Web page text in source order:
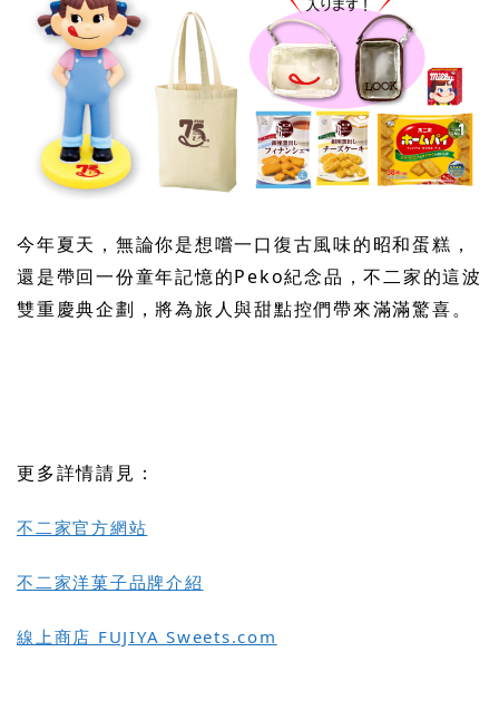
今年夏天，無論你是想嚐一口復古風味的昭和蛋糕，
還是帶回一份童年記憶的Peko紀念品，不二家的這波
雙重慶典企劃，將為旅人與甜點控們帶來滿滿驚喜。
更多詳情請見：
不二家官方網站
不二家洋菓子品牌介紹
線上商店 FUJIYA Sweets.com